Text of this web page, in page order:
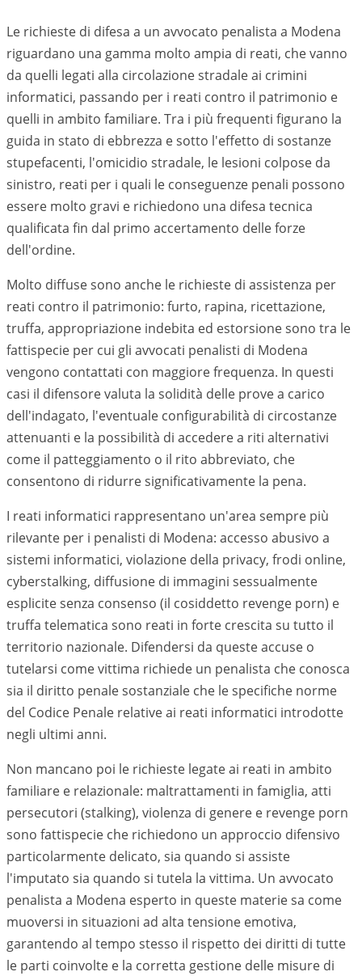
Le richieste di difesa a un avvocato penalista a Modena
riguardano una gamma molto ampia di reati, che vanno
da quelli legati alla circolazione stradale ai crimini
informatici, passando per i reati contro il patrimonio e
quelli in ambito familiare. Tra i più frequenti figurano la
guida in stato di ebbrezza e sotto l'effetto di sostanze
stupefacenti, l'omicidio stradale, le lesioni colpose da
sinistro, reati per i quali le conseguenze penali possono
essere molto gravi e richiedono una difesa tecnica
qualificata fin dal primo accertamento delle forze
dell'ordine.
Molto diffuse sono anche le richieste di assistenza per
reati contro il patrimonio: furto, rapina, ricettazione,
truffa, appropriazione indebita ed estorsione sono tra le
fattispecie per cui gli avvocati penalisti di Modena
vengono contattati con maggiore frequenza. In questi
casi il difensore valuta la solidità delle prove a carico
dell'indagato, l'eventuale configurabilità di circostanze
attenuanti e la possibilità di accedere a riti alternativi
come il patteggiamento o il rito abbreviato, che
consentono di ridurre significativamente la pena.
I reati informatici rappresentano un'area sempre più
rilevante per i penalisti di Modena: accesso abusivo a
sistemi informatici, violazione della privacy, frodi online,
cyberstalking, diffusione di immagini sessualmente
esplicite senza consenso (il cosiddetto revenge porn) e
truffa telematica sono reati in forte crescita su tutto il
territorio nazionale. Difendersi da queste accuse o
tutelarsi come vittima richiede un penalista che conosca
sia il diritto penale sostanziale che le specifiche norme
del Codice Penale relative ai reati informatici introdotte
negli ultimi anni.
Non mancano poi le richieste legate ai reati in ambito
familiare e relazionale: maltrattamenti in famiglia, atti
persecutori (stalking), violenza di genere e revenge porn
sono fattispecie che richiedono un approccio difensivo
particolarmente delicato, sia quando si assiste
l'imputato sia quando si tutela la vittima. Un avvocato
penalista a Modena esperto in queste materie sa come
muoversi in situazioni ad alta tensione emotiva,
garantendo al tempo stesso il rispetto dei diritti di tutte
le parti coinvolte e la corretta gestione delle misure di